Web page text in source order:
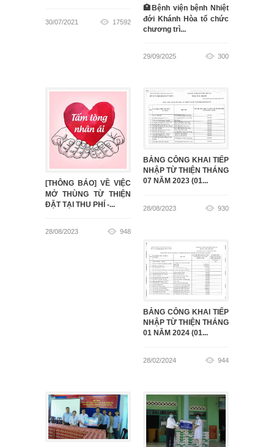
30/07/2021 17592
🏥Bệnh viện bệnh Nhiệt
đới Khánh Hòa tổ chức
chương trì...
29/09/2025 300
[THÔNG BÁO] VỀ VIỆC
MỞ THÙNG TỪ THIỆN
ĐẶT TẠI THU PHÍ -...
28/08/2023 948
BẢNG CÔNG KHAI TIẾP
NHẬP TỪ THIỆN THÁNG
07 NĂM 2023 (01...
28/08/2023 930
BẢNG CÔNG KHAI TIẾP
NHẬP TỪ THIỆN THÁNG
01 NĂM 2024 (01...
28/02/2024 944